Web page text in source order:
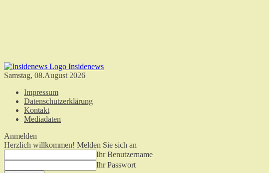
Insidenews
Samstag, 08.August 2026
Impressum
Datenschutzerklärung
Kontakt
Mediadaten
Anmelden
Herzlich willkommen! Melden Sie sich an
Ihr Benutzername
Ihr Passwort